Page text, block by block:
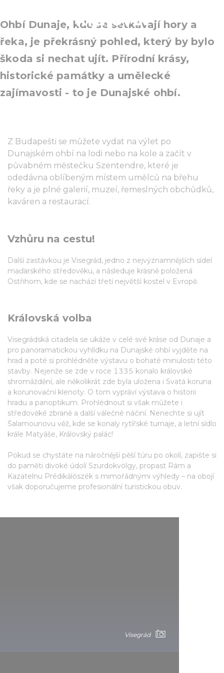
králové!
Ohbí Dunaje, kde se setkávají hory a
řeka, je překrásný pohled, který by bylo
škoda si nechat ujít. Přírodní krásy,
historické památky a umělecké
zajímavosti - to je Dunajské ohbí.
Z Budapešti se můžete vydat na výlet po
Dunajském ohbí na lodi nebo na kole a začít v
půvabném městečku Szentendre, které je
odedávna oblíbeným místem umělců na břehu
řeky a je plné galerií, muzeí, řemeslných obchůdků,
kaváren a restaurací.
Vzhůru na cestu!
Další zastávkou je Visegrád, jedno z nejvýznamnějších sídel
maďarského středověku, a následuje krásně položená
Ostřihom, kde se nachází třetí největší kostel v Evropě.
Královská volba
Visegrádská citadela se ukáže v celé své kráse od Dunaje a
pro panoramatickou vyhlídku na Dunajské ohbí vyjděte na
hrad a poté si prohlédněte výstavu o bohaté minulosti této
stavby. Nejenže se zde v roce 1335 konalo královské
shromáždění, ale několikrát zde byla uložena i Svatá koruna
a korunovační klenoty. O tom vypráví výstava o historii
hradu a panoptikum. Prohlédnout si však můžete i
středověké zbraně a další válečné náčiní. Nenechte si ujít
Šalamounovu věž, kde se konaly rytířské turnaje, a letní sídlo
krále Matyáše, Královský palác!
Pokud se chystáte na náročnější pěší túru po okolí, zapište si
do paměti divoké údolí Szurdokvölgy, propast Rám a
Kazatelnu Prédikálószék s mimořádnými výhledy – na obojí
však doporučujeme profesionální turistickou obuv.
Visegrád